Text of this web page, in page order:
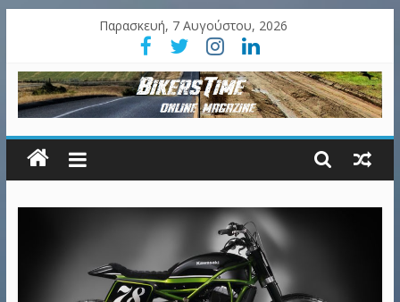
Παρασκευή, 7 Αυγούστου, 2026